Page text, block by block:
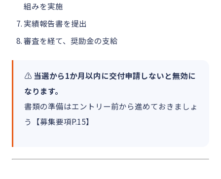
組みを実施
実績報告書を提出
審査を経て、奨励金の支給
⚠️ 当選から1か月以内に交付申請しないと無効に
なります。
書類の準備はエントリー前から進めておきましょ
う【募集要項P.15】